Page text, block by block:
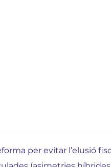
per evitar l’elusió